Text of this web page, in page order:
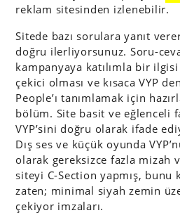
reklam sitesinden izlenebilir.
Sitede bazı sorulara yanıt
doğru ilerliyorsunuz. Soru-
kampanyaya katılımla bir
çekici olması ve kısaca VYP
People’ı tanımlamak için
bölüm. Site basit ve eğlenceli
VYP’sini doğru olarak ifade
Dış ses ve küçük oyunda
olarak gereksizce fazla mizah
siteyi C-Section yapmış, bunu
zaten; minimal siyah zemin
çekiyor imzaları.